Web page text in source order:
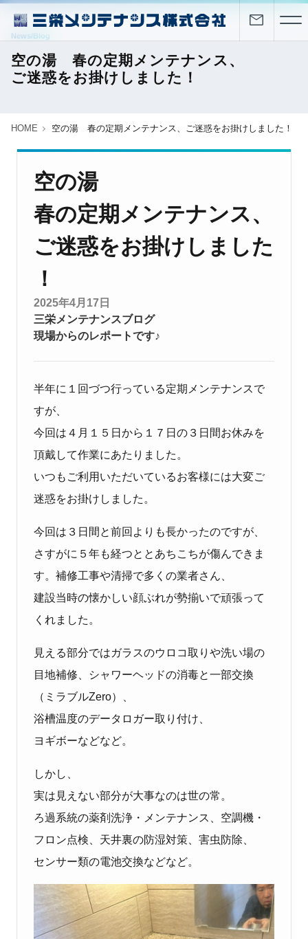
News/Blog
空の湯 春の定期メンテナンス、
ご迷惑をお掛けしました！
HOME 空の湯 春の定期メンテナンス、ご迷惑をお掛けしました！
空の湯
春の定期メンテナンス、
ご迷惑をお掛けしました
！
2025年4月17日
三栄メンテナンスブログ
現場からのレポートです♪
半年に１回づつ行っている定期メンテナンスで
すが、
今回は４月１５日から１７日の３日間お休みを
頂戴して作業にあたりました。
いつもご利用いただいているお客様には大変ご
迷惑をお掛けしました。
今回は３日間と前回よりも長かったのですが、
さすがに５年も経つととあちこちが傷んできま
す。補修工事や清掃で多くの業者さん、
建設当時の懐かしい顔ぶれが勢揃いで頑張って
くれました。
見える部分ではガラスのウロコ取りや洗い場の
目地補修、シャワーヘッドの消毒と一部交換
（ミラブルZero）、
浴槽温度のデータロガー取り付け、
ヨギボーなどなど。
しかし、
実は見えない部分が大事なのは世の常。
ろ過系統の薬剤洗浄・メンテナンス、空調機・
フロン点検、天井裏の防湿対策、害虫防除、
センサー類の電池交換などなど。